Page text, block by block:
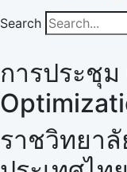
Search
การประชุ
ราชวิทยา